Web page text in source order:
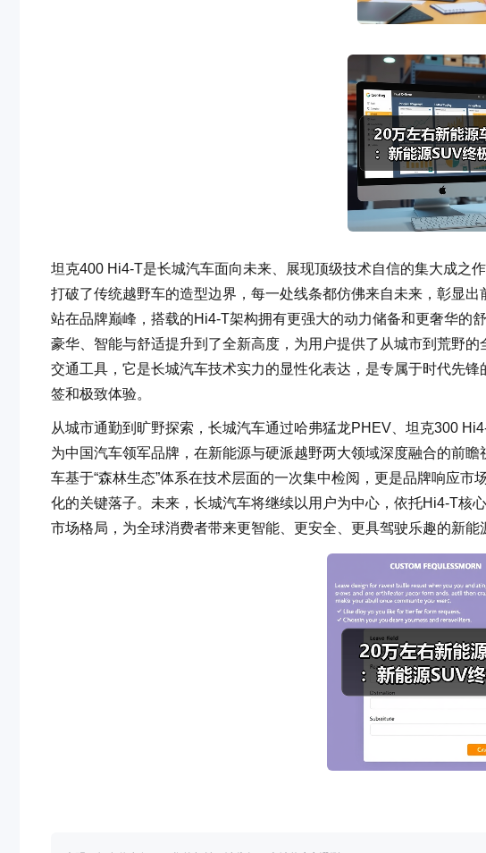
坦克400 Hi4-T是长城汽车面向未来、展现顶级技术自信的集大成之
打破了传统越野车的造型边界，每一处线条都仿佛来自未来，彰显
站在品牌巅峰，搭载的Hi4-T架构拥有更强大的动力储备和更奢华的
豪华、智能与舒适提升到了全新高度，为用户提供了从城市到荒野
交通工具，它是长城汽车技术实力的显性化表达，是专属于时代先
签和极致体验。
从城市通勤到旷野探索，长城汽车通过哈弗猛龙PHEV、坦克300
为中国汽车领军品牌，在新能源与硬派越野两大领域深度融合的前
车基于“森林生态”体系在技术层面的一次集中检阅，更是品牌响应
化的关键落子。未来，长城汽车将继续以用户为中心，依托Hi4-T核
市场格局，为全球消费者带来更智能、更安全、更具驾驶乐趣的新能